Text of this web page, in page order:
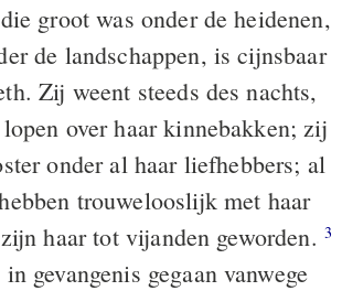
groot was onder de heidenen,
de landschappen, is cijnsbaar
Zij weent steeds des nachts,
over haar kinnebakken; zij
onder al haar liefhebbers; al
trouwelooslijk met haar
haar tot vijanden geworden. 3
gevangenis gegaan vanwege